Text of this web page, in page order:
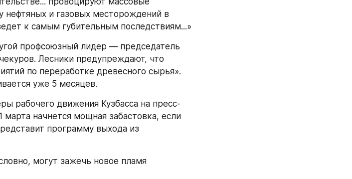
нефтяных и газовых месторождений в
к самым губительным последствиям...»
профсоюзный лидер — председатель
Лесники предупреждают, что
по переработке древесного сырья».
уже 5 месяцев.
рабочего движения Кузбасса на пресс-
начнется мощная забастовка, если
программу выхода из
могут зажечь новое пламя